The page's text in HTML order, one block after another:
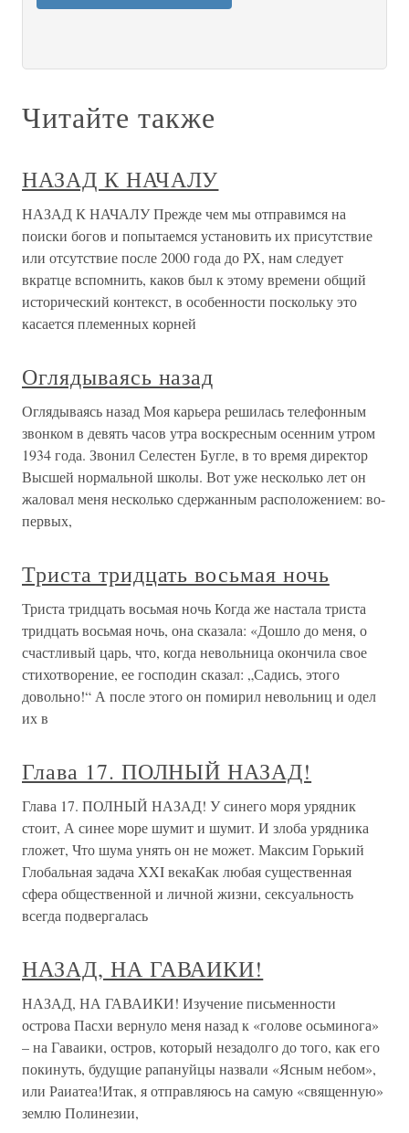
Читайте также
НАЗАД К НАЧАЛУ
НАЗАД К НАЧАЛУ Прежде чем мы отправимся на
поиски богов и попытаемся установить их присутствие
или отсутствие после 2000 года до РХ, нам следует
вкратце вспомнить, каков был к этому времени общий
исторический контекст, в особенности поскольку это
касается племенных корней
Оглядываясь назад
Оглядываясь назад Моя карьера решилась телефонным
звонком в девять часов утра воскресным осенним утром
1934 года. Звонил Селестен Бугле, в то время директор
Высшей нормальной школы. Вот уже несколько лет он
жаловал меня несколько сдержанным расположением: во-
первых,
Триста тридцать восьмая ночь
Триста тридцать восьмая ночь Когда же настала триста
тридцать восьмая ночь, она сказала: «Дошло до меня, о
счастливый царь, что, когда невольница окончила свое
стихотворение, ее господин сказал: „Садись, этого
довольно!“ А после этого он помирил невольниц и одел
их в
Глава 17. ПОЛНЫЙ НАЗАД!
Глава 17. ПОЛНЫЙ НАЗАД! У синего моря урядник
стоит, А синее море шумит и шумит. И злоба урядника
гложет, Что шума унять он не может. Максим Горький
Глобальная задача XXI векаКак любая существенная
сфера общественной и личной жизни, сексуальность
всегда подвергалась
НАЗАД, НА ГАВАИКИ!
НАЗАД, НА ГАВАИКИ! Изучение письменности
острова Пасхи вернуло меня назад к «голове осьминога»
– на Гаваики, остров, который незадолго до того, как его
покинуть, будущие рапануйцы назвали «Ясным небом»,
или Раиатеа!Итак, я отправляюсь на самую «священную»
землю Полинезии,